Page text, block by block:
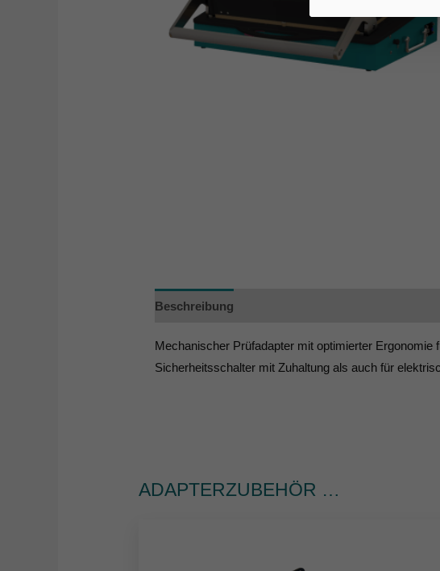
Beschreibung
Mechanischer Prüfadapter mit optimierter
Sicherheitsschalter mit Zuhaltung als auch für
ADAPTERZUBEHÖR …